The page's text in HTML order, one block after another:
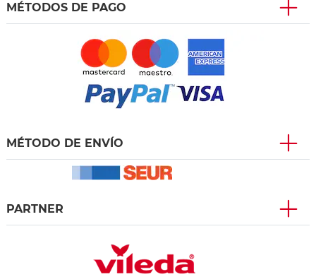
MÉTODOS DE PAGO
MÉTODO DE ENVÍO
PARTNER